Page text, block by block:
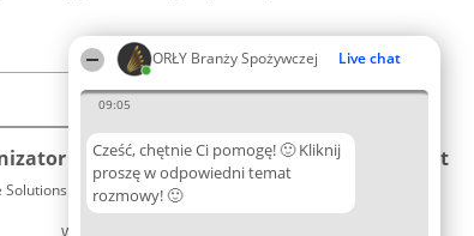
ORŁY Branży Spożywczej Live chat
09:05
Cześć, chętnie Ci pomogę! 🙂 Kliknij
proszę w odpowiedni temat
rozmowy! 🙂
plebiscytu
Solutions sp. z o. o. sp. k.
ul. Ruska 22
Plebiscyt
Lista
Kontakt